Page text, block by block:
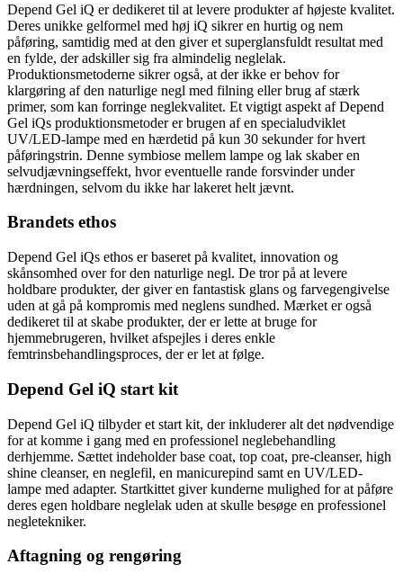
Depend Gel iQ er dedikeret til at levere produkter af højeste kvalitet.
Deres unikke gelformel med høj iQ sikrer en hurtig og nem
påføring, samtidig med at den giver et superglansfuldt resultat med
en fylde, der adskiller sig fra almindelig neglelak.
Produktionsmetoderne sikrer også, at der ikke er behov for
klargøring af den naturlige negl med filning eller brug af stærk
primer, som kan forringe neglekvalitet. Et vigtigt aspekt af Depend
Gel iQs produktionsmetoder er brugen af en specialudviklet
UV/LED-lampe med en hærdetid på kun 30 sekunder for hvert
påføringstrin. Denne symbiose mellem lampe og lak skaber en
selvudjævningseffekt, hvor eventuelle rande forsvinder under
hærdningen, selvom du ikke har lakeret helt jævnt.
Brandets ethos
Depend Gel iQs ethos er baseret på kvalitet, innovation og
skånsomhed over for den naturlige negl. De tror på at levere
holdbare produkter, der giver en fantastisk glans og farvegengivelse
uden at gå på kompromis med neglens sundhed. Mærket er også
dedikeret til at skabe produkter, der er lette at bruge for
hjemmebrugeren, hvilket afspejles i deres enkle
femtrinsbehandlingsproces, der er let at følge.
Depend Gel iQ start kit
Depend Gel iQ tilbyder et start kit, der inkluderer alt det nødvendige
for at komme i gang med en professionel neglebehandling
derhjemme. Sættet indeholder base coat, top coat, pre-cleanser, high
shine cleanser, en neglefil, en manicurepind samt en UV/LED-
lampe med adapter. Startkittet giver kunderne mulighed for at påføre
deres egen holdbare neglelak uden at skulle besøge en professionel
negletekniker.
Aftagning og rengøring